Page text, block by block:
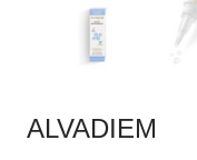
ALVADIEM